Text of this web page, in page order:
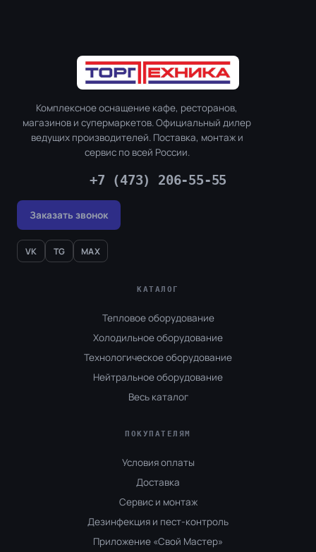
Комплексное оснащение кафе, ресторанов,
магазинов и супермаркетов. Официальный дилер
ведущих производителей. Поставка, монтаж и
сервис по всей России.
+7 (473) 206-55-55
Заказать звонок
VK TG MAX
КАТАЛОГ
Тепловое оборудование
Холодильное оборудование
Технологическое оборудование
Нейтральное оборудование
Весь каталог
ПОКУПАТЕЛЯМ
Условия оплаты
Доставка
Сервис и монтаж
Дезинфекция и пест-контроль
Приложение «Свой Мастер»